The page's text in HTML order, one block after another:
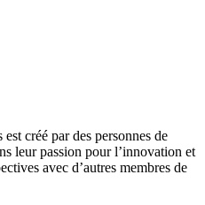
créé par des personnes de
leur passion pour l’innovation et
avec d’autres membres de